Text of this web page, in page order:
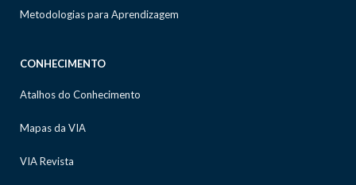
Metodologias para Aprendizagem
CONHECIMENTO
Atalhos do Conhecimento
Mapas da VIA
VIA Revista